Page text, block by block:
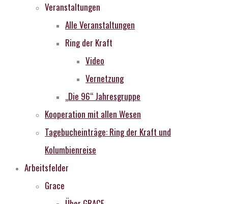
Veranstaltungen
Alle Veranstaltungen
Ring der Kraft
Video
Vernetzung
„Die 96“ Jahresgruppe
Kooperation mit allen Wesen
Tagebucheinträge: Ring der Kraft und
Kolumbienreise
Arbeitsfelder
Grace